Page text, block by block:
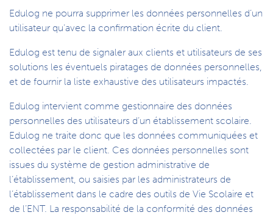
Edulog ne pourra supprimer les données personnelles d’un
utilisateur qu’avec la confirmation écrite du client.
Edulog est tenu de signaler aux clients et utilisateurs de ses
solutions les éventuels piratages de données personnelles,
et de fournir la liste exhaustive des utilisateurs impactés.
Edulog intervient comme gestionnaire des données
personnelles des utilisateurs d’un établissement scolaire.
Edulog ne traite donc que les données communiquées et
collectées par le client. Ces données personnelles sont
issues du système de gestion administrative de
l’établissement, ou saisies par les administrateurs de
l’établissement dans le cadre des outils de Vie Scolaire et
de l’ENT. La responsabilité de la conformité des données